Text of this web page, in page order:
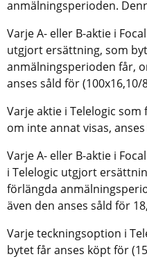
anmälningsperioden.
Varje A- eller B-aktie i
utgjort ersättning, som
anmälningsperioden får,
anses såld för (100x16,10/
Varje aktie i Telelogic
om inte annat visas,
Varje A- eller B-aktie i
i Telelogic utgjort
förlängda
även den anses såld för
Varje teckningsoption i
bytet får anses köpt för